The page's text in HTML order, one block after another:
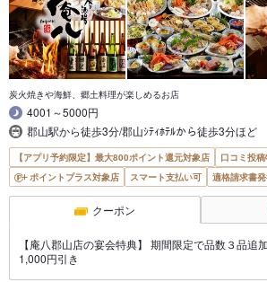
炭火焼きや海鮮、郷土料理が楽しめるお店
4001～5000円
郡山駅から徒歩3分/郡山ｼﾃｨﾎﾃﾙから徒歩3分ほど
【アプリ予約限定】最大800ポイント還元対象店
口コミ投
ポイントプラス対象店
スマート支払い可 適格請求書
クーポン
【庵八郡山店の宴会特典】 期間限定で品数３品追
1,000円引き